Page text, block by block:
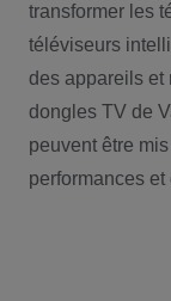
transformer les
téléviseurs
des appareils et
dongles TV de
peuvent être
performances